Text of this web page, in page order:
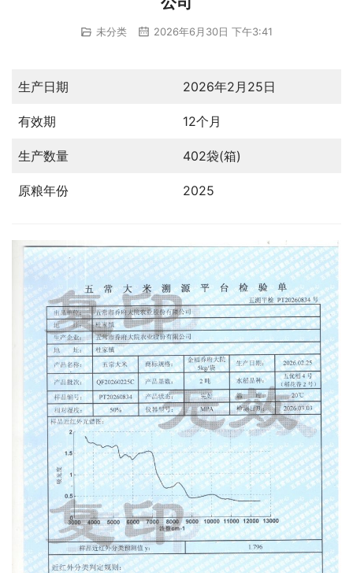
未分类 2026年6月30日 下午3:41
生产日期 2026年2月25日
有效期 12个月
生产数量 402袋(箱)
原粮年份 2025